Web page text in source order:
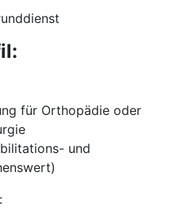
für Orthopädie oder
und